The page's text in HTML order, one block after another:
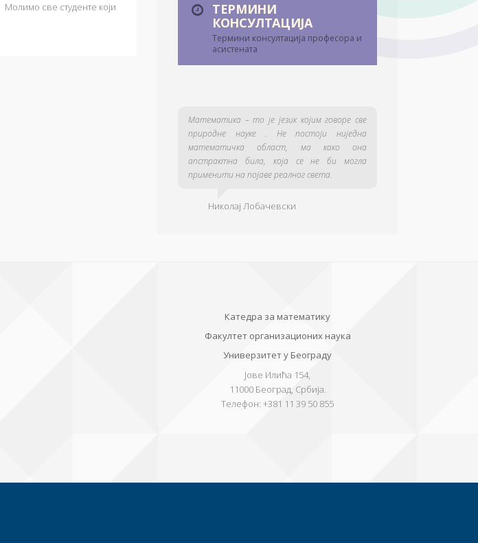
Молимо све студенте који
ТЕРМИНИ
КОНСУЛТАЦИЈА
Термини консултација професора и
асистената
Математика – то је језик којим говоре све
природне науке . Не постоји ниједна
математичка област, ма како она
апстрактна била, која се не би могла
применити на појаве реалног света.
Николај Лобачевски
Катедра за математику
Факултет организационих наука
Универзитет у Београду
Јове Илића 154,
11000 Београд, Србија.
Телефон: +381 11 39 50 855